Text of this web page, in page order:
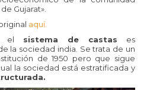
Gujarat».
aquí.
el sistema de castas es
la sociedad india. Se trata de un
de 1950 pero que sigue
la sociedad está estratificada y